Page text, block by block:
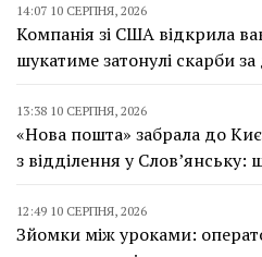
14:07 10 СЕРПНЯ, 2026
Компанія зі США відкрила
шукатиме затонулі скарби
13:38 10 СЕРПНЯ, 2026
«Нова пошта» забрала до
з відділення у Слов’янську:
12:49 10 СЕРПНЯ, 2026
Зйомки між уроками: